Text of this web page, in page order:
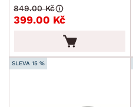
SKLADOVOST
399.00 Kč
849.00 Kč
SLEVA 15 %